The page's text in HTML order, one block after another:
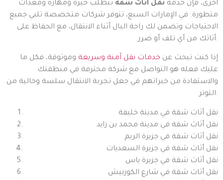
أخرى، فإن خدمة نقل اثاث شقة تتطلب خبرة ومهارة ومعدات
متطورة. في الإمارات السبع، تتوفر شركات متخصصة تلبي جميع
الاحتياجات وتضمن لك راحة البال أثناء الانتقال، مع الحفاظ على
أثاثك من أي تلف أو ضرر.
إذا كنت تبحث عن خدمات نقل آمنة وسريعة وموثوقة، فكل ما
عليك فعله هو التواصل مع شركة محترفة في منطقتك
والاستفادة من خبراتهم في جعل تجربة الانتقال سلسة وخالية من
التوتر.
نقل أثاث شقة في مدينة خليفة
نقل أثاث شقة في مدينة محمد بن زايد
نقل أثاث شقة في جزيرة الريم
نقل أثاث شقة في جزيرة السعديات
نقل أثاث شقة في جزيرة ياس
نقل أثاث شقة في شارع الكورنيش